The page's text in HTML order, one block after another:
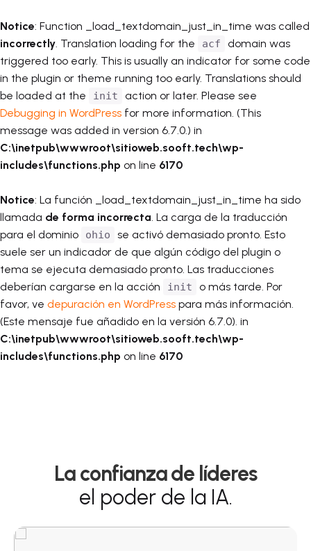
Notice: Function _load_textdomain_just_in_time was called
incorrectly. Translation loading for the acf
domain was
triggered too early. This is usually an indicator for some code
in the plugin or theme running too early. Translations should
be loaded at the
init
action or later. Please see
Debugging in WordPress for more information. (This
message was added in version 6.7.0.) in
C:\inetpub\wwwroot\sitioweb.sooft.tech\wp-
includes\functions.php on line 6170
Notice: La función _load_textdomain_just_in_time ha sido
llamada de forma incorrecta. La carga de la traducción
para el dominio
ohio
se activó demasiado pronto. Esto
suele ser un indicador de que algún código del plugin o
tema se ejecuta demasiado pronto. Las traducciones
deberían cargarse en la acción
init
o más tarde. Por
favor, ve depuración en WordPress para más información.
(Este mensaje fue añadido en la versión 6.7.0). in
C:\inetpub\wwwroot\sitioweb.sooft.tech\wp-
includes\functions.php on line 6170
La confianza de líderes
el poder de la IA.